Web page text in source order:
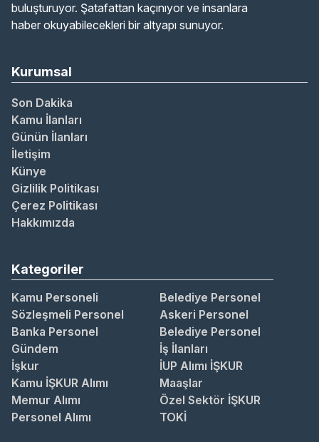
buluşturuyor. Şatafattan kaçınıyor ve insanlara
haber okuyabilecekleri bir altyapı sunuyor.
Kurumsal
Son Dakika
Kamu İlanları
Günün İlanları
İletişim
Künye
Gizlilik Politikası
Çerez Politikası
Hakkımızda
Kategoriler
Kamu Personeli
Belediye Personel
Sözleşmeli Personel
Askeri Personel
Banka Personel
Belediye Personel
Gündem
İş İlanları
İşkur
İUP Alımı İŞKUR
Kamu İŞKUR Alımı
Maaşlar
Memur Alımı
Özel Sektör İŞKUR
Personel Alımı
TOKİ